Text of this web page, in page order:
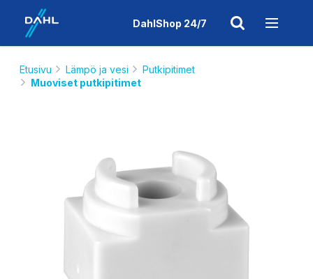
DahlShop 24/7
Etusivu Lämpö ja vesi
Putkipitimet
Muoviset putkipitimet